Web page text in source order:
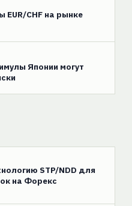
CHF на рынке
Японии могут
STP/NDD для
на Форекс